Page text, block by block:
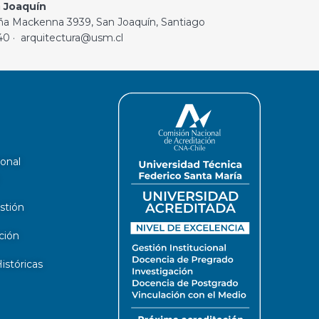
Joaquín
Mackenna 3939, San Joaquín, Santiago
· arquitectura@usm.cl